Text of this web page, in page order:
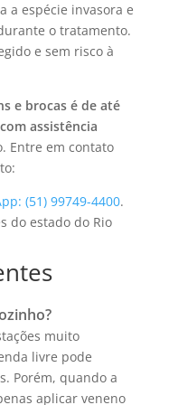
a espécie invasora e
o tratamento.
e sem risco à
e brocas é de até
assistência
Entre em contato
(51) 99749-4400.
do estado do Rio
muito
livre pode
Porém, quando a
aplicar veneno